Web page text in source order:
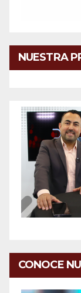
NUESTRA
CONOCE